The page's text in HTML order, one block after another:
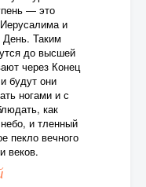
— это
и
Таким
до высшей
через Конец
будут они
ногами и с
как
и тленный
пекло вечного
веков.